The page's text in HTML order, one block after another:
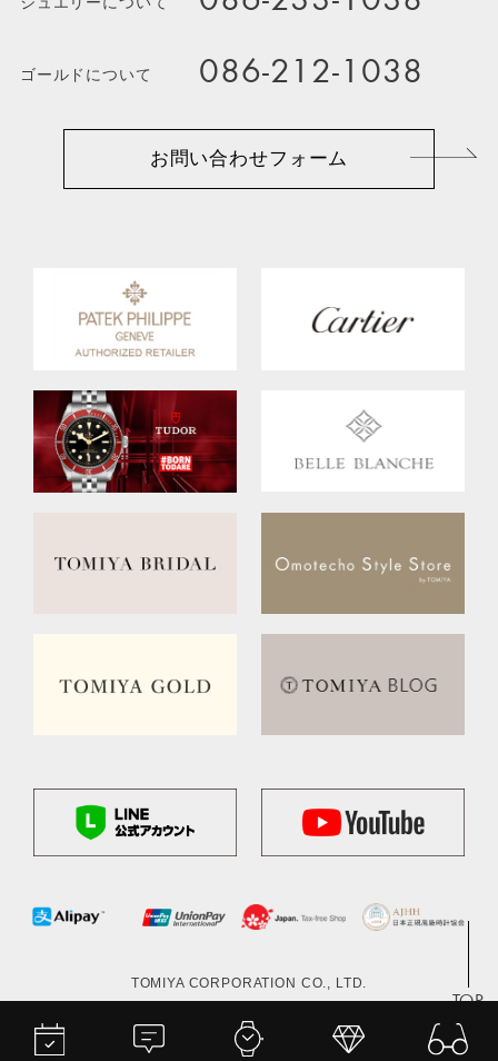
TOP
ゴールドについて 086-212-1038
お問い合わせフォーム
TOMIYA CORPORATION CO., LTD.